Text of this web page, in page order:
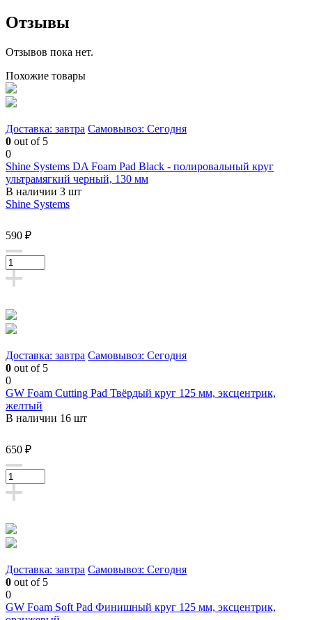
Отзывы
Отзывов пока нет.
Похожие товары
Доставка: завтра Самовывоз: Сегодня
0 out of 5
0
Shine Systems DA Foam Pad Black - полировальный круг
ультрамягкий черный, 130 мм
В наличии 3 шт
Shine Systems
590 ₽
Доставка: завтра Самовывоз: Сегодня
0 out of 5
0
GW Foam Cutting Pad Твёрдый круг 125 мм, эксцентрик,
желтый
В наличии 16 шт
650 ₽
Доставка: завтра Самовывоз: Сегодня
0 out of 5
0
GW Foam Soft Pad Финишный круг 125 мм, эксцентрик,